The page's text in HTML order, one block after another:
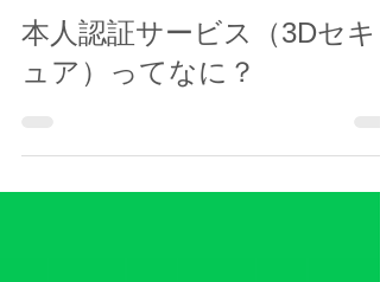
pasopla
2023年10月4日
本人認証サービス（3Dセキ